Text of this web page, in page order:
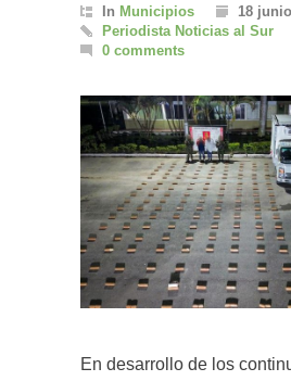
In Municipios
18
Periodista Noticias al Sur
0 comments
En desarrollo de los